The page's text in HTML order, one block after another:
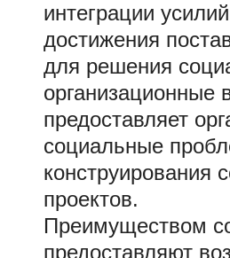
интеграции
достижения
для решения
предоставляет
социальные
конструирования
проектов.
Преимуществом
предоставляют